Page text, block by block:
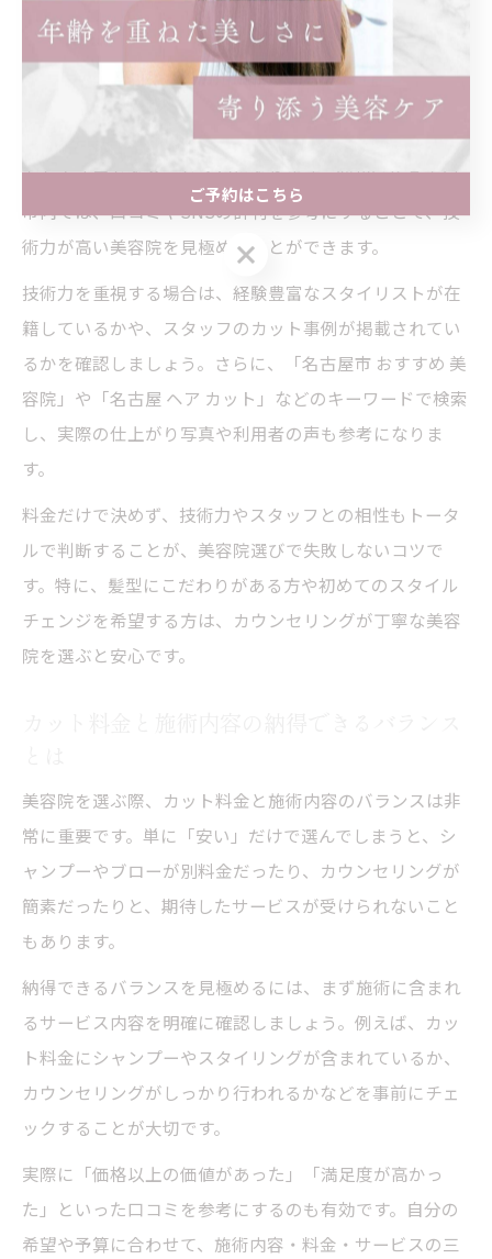
がけると、満足度の高い美容院選びが可能になります。
料金だけでなく技術力も重視した美容院選び
カット料金が安い美容院を選ぶとき、多くの方が「技術
力も大丈夫かな？」と心配になります。昭和区や名古屋
市内では、口コミやSNSの評判を参考にすることで、技
術力が高い美容院を見極めることができます。
技術力を重視する場合は、経験豊富なスタイリストが在
籍しているかや、スタッフのカット事例が掲載されてい
るかを確認しましょう。さらに、「名古屋市 おすすめ 美
容院」や「名古屋 ヘア カット」などのキーワードで検索
し、実際の仕上がり写真や利用者の声も参考になりま
す。
料金だけで決めず、技術力やスタッフとの相性もトータ
ルで判断することが、美容院選びで失敗しないコツで
す。特に、髪型にこだわりがある方や初めてのスタイル
チェンジを希望する方は、カウンセリングが丁寧な美容
院を選ぶと安心です。
美容院を選ぶ際、カット料金と施術内容のバランスは非
常に重要です。単に「安い」だけで選んでしまうと、シ
ャンプーやブローが別料金だったり、カウンセリングが
簡素だったりと、期待したサービスが受けられないこと
もあります。
納得できるバランスを見極めるには、まず施術に含まれ
るサービス内容を明確に確認しましょう。例えば、カッ
ト料金にシャンプーやスタイリングが含まれているか、
カウンセリングがしっかり行われるかなどを事前にチェ
ックすることが大切です。
実際に「価格以上の価値があった」「満足度が高かっ
た」といった口コミを参考にするのも有効です。自分の
希望や予算に合わせて、施術内容・料金・サービスの三
ご予約はこちら
ご予約はこちら